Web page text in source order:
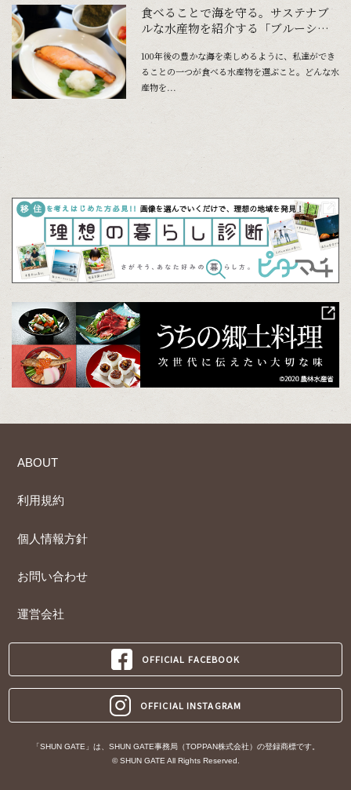
食べることで海を守る。サステナブ
ルな水産物を紹介する「ブルーシー
100年後の豊かな海を楽しめるように、私達ができ
ることの一つが食べる水産物を選ぶこと。どんな水
産物を...
ABOUT
利用規約
個人情報方針
お問い合わせ
運営会社
OFFICIAL FACEBOOK
OFFICIAL INSTAGRAM
「SHUN GATE」は、SHUN GATE事務局（TOPPAN株式会社）の登録商標です。
© SHUN GATE All Rights Reserved.